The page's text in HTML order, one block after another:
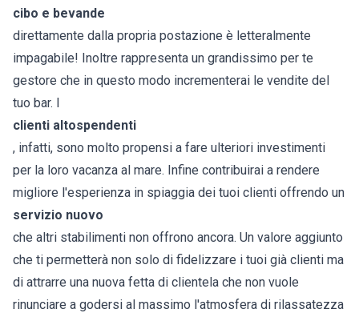
cibo e bevande
direttamente dalla propria postazione è letteralmente
impagabile! Inoltre rappresenta un grandissimo per te
gestore che in questo modo incrementerai le vendite del
tuo bar. I
clienti altospendenti
, infatti, sono molto propensi a fare ulteriori investimenti
per la loro vacanza al mare. Infine contribuirai a rendere
migliore l'esperienza in spiaggia dei tuoi clienti offrendo un
servizio nuovo
che altri stabilimenti non offrono ancora. Un valore aggiunto
che ti permetterà non solo di fidelizzare i tuoi già clienti ma
di attrarre una nuova fetta di clientela che non vuole
rinunciare a godersi al massimo l'atmosfera di rilassatezza